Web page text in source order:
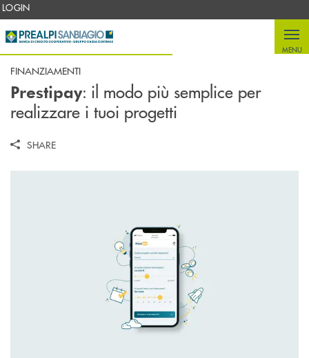
Salta al contenuto principale
LOGIN
MENU
FINANZIAMENTI
Prestipay: il modo più semplice per
realizzare i tuoi progetti
SHARE